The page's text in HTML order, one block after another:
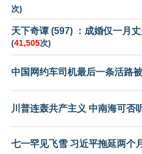
次)
天下奇谭 (597) ：成婚仅一月
(41,505次)
中国网约车司机最后一条活路
川普连轰共产主义 中南海可否
七一罕见飞雪 习近平拖延两个